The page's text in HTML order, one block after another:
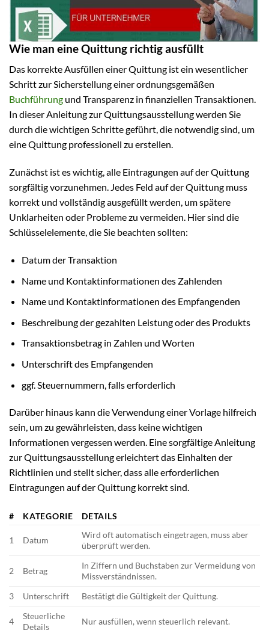
Wie man eine Quittung richtig ausfüllt
Das korrekte Ausfüllen einer Quittung ist ein wesentlicher
Schritt zur Sicherstellung einer ordnungsgemäßen
Buchführung und Transparenz in finanziellen Transaktionen.
In dieser Anleitung zur Quittungsausstellung werden Sie
durch die wichtigen Schritte geführt, die notwendig sind, um
eine Quittung professionell zu erstellen.
Zunächst ist es wichtig, alle Eintragungen auf der Quittung
sorgfältig vorzunehmen. Jedes Feld auf der Quittung muss
korrekt und vollständig ausgefüllt werden, um spätere
Unklarheiten oder Probleme zu vermeiden. Hier sind die
Schlüsselelemente, die Sie beachten sollten:
Datum der Transaktion
Name und Kontaktinformationen des Zahlenden
Name und Kontaktinformationen des Empfangenden
Beschreibung der gezahlten Leistung oder des Produkts
Transaktionsbetrag in Zahlen und Worten
Unterschrift des Empfangenden
ggf. Steuernummern, falls erforderlich
Darüber hinaus kann die Verwendung einer Vorlage hilfreich
sein, um zu gewährleisten, dass keine wichtigen
Informationen vergessen werden. Eine sorgfältige Anleitung
zur Quittungsausstellung erleichtert das Einhalten der
Richtlinien und stellt sicher, dass alle erforderlichen
Eintragungen auf der Quittung korrekt sind.
# KATEGORIE DETAILS
1 Datum
Wird oft automatisch eingetragen, muss aber
überprüft werden.
2 Betrag
In Ziffern und Buchstaben zur Vermeidung von
Missverständnissen.
3
Unterschrift Bestätigt die Gültigkeit der Quittung.
4
Steuerliche
Details
Nur ausfüllen, wenn steuerlich relevant.